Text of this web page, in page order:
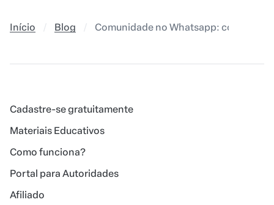
Início Blog Comunidade no Whatsapp: como
Cadastre-se gratuitamente
Materiais Educativos
Como funciona?
Portal para Autoridades
Afiliado